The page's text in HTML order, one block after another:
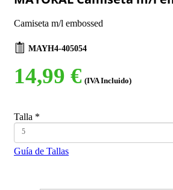
Camiseta m/l embossed
MAYH4-405054
14,99 € (IVA Incluido)
Talla *
5
Guía de Tallas